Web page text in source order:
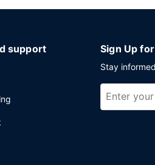
support Sign Up
Stay